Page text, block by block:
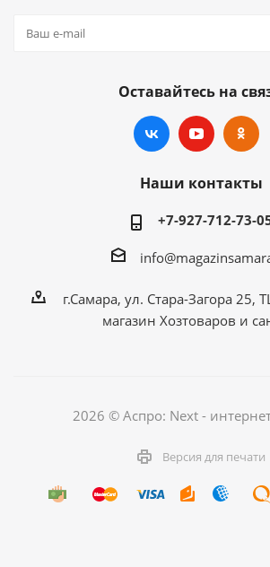
Оставайтесь на
Наши контакты
+7-927-712-73-
г.Самара, ул. Стара-Загора 25,
магазин Хозтоваров и
2026 © Аспро: Next -
Версия для печати